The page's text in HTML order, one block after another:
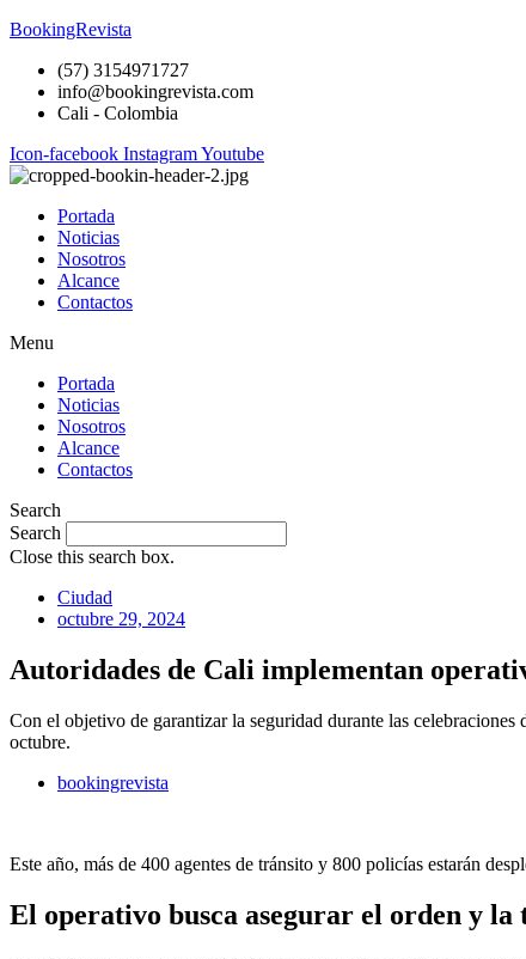
BookingRevista
(57) 3154971727
info@bookingrevista.com
Cali - Colombia
Icon-facebook InstagramYoutube
Portada
Noticias
Nosotros
Alcance
Contactos
Menu
Portada
Noticias
Nosotros
Alcance
Contactos
Search
Search
Close this search box.
Ciudad
octubre 29, 2024
Autoridades de Cali implementan
Con el objetivo de garantizar la seguridad durante las
octubre.
bookingrevista
Este año, más de 400 agentes de tránsito y 800 policías estarán
El operativo busca asegurar el orden y la